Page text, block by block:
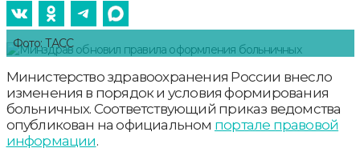
Фото: ТАСС
Министерство здравоохранения России внесло
изменения в порядок и условия формирования
больничных. Соответствующий приказ ведомства
опубликован на официальном портале правовой
информации.